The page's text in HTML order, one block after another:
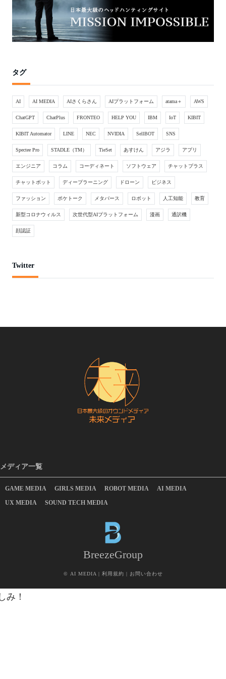
タグ
AI AI MEDIA AIさくらさん AIプラットフォーム atama＋ AWS
ChatGPT ChatPlus FRONTEO HELP YOU IBM IoT KIBIT
KIBIT Automator LINE NEC NVIDIA SellBOT SNS
Spectee Pro STADLE（TM） TieSet あすけん アジラ アプリ
エンジニア コラム コーディネート ソフトウェア チャットプラス
チャットボット ディープラーニング ドローン ビジネス
ファッション ポケトーク メタバース ロボット 人工知能 教育
新型コロナウィルス 次世代型AIプラットフォーム 漫画 通訳機
顔認証
Twitter
メディア一覧
GAME MEDIA GIRLS MEDIA ROBOT MEDIA
AI MEDIA
UX MEDIA
SOUND TECH MEDIA
BreezeGroup
© AI MEDIA | 利用規約 | お問い合わせ
み！